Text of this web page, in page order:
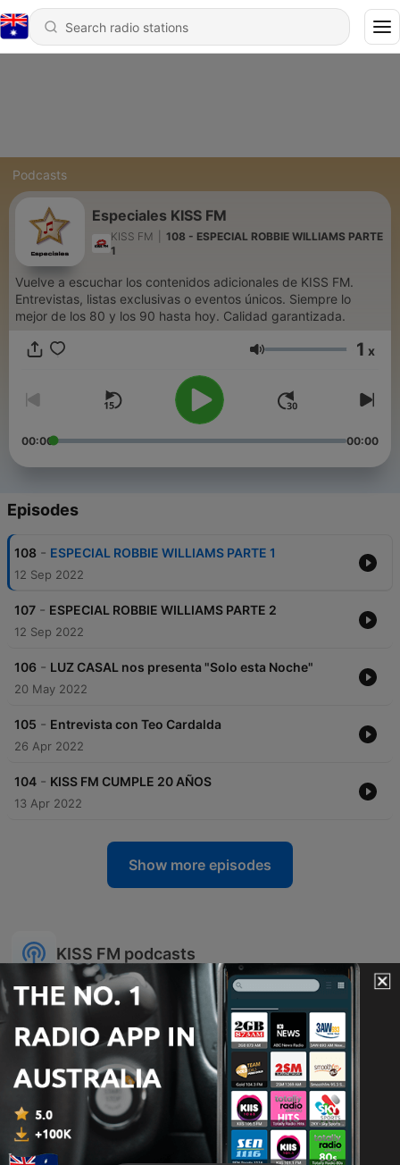
Podcasts
Especiales KISS FM
KISS FM
108 - ESPECIAL ROBBIE WILLIAMS PARTE
1
Vuelve a escuchar los contenidos adicionales de KISS FM.
Entrevistas, listas exclusivas o eventos únicos. Siempre lo
mejor de los 80 y los 90 hasta hoy. Calidad garantizada.
Volume 1 x
00:00 00:00
Episodes
108 - ESPECIAL ROBBIE WILLIAMS PARTE 1
12 Sep 2022
107 - ESPECIAL ROBBIE WILLIAMS PARTE 2
12 Sep 2022
106 - LUZ CASAL nos presenta "Solo esta Noche"
20 May 2022
105 - Entrevista con Teo Cardalda
26 Apr 2022
104 - KISS FM CUMPLE 20 AÑOS
13 Apr 2022
Show more episodes
KISS FM podcasts